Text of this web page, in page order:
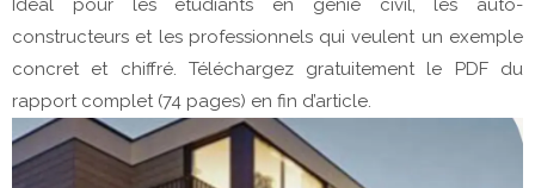
Idéal pour les étudiants en génie civil, les auto-
constructeurs et les professionnels qui veulent un exemple
concret et chiffré. Téléchargez gratuitement le PDF du
rapport complet (74 pages) en fin d’article.